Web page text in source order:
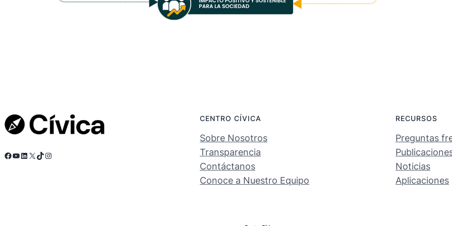
Facebook YouTube LinkedIn X TikTok Instagram
CENTRO CÍVICA
Sobre Nosotros
Transparencia
Contáctanos
Conoce a Nuestro Equipo
RECURSOS
Preguntas
Noticias
Aplicaciones